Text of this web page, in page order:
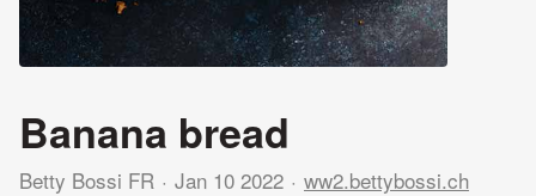
Banana bread
Betty Bossi FR Jan 10 2022 ww2.bettybossi.ch